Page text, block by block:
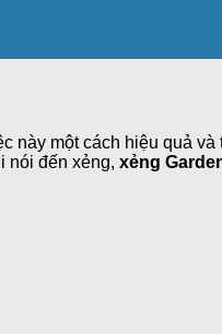
này một cách hiệu quả và
nói đến xẻng, xẻng